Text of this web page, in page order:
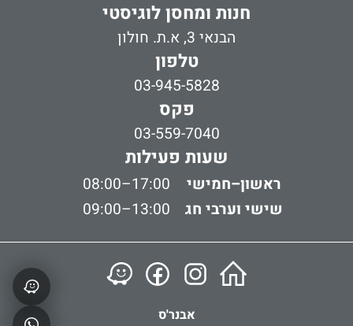
חנות ומחסן לוגיסטי
הבנאי 3, א.ת. חולון
טלפון
03-945-5828
פקס
03-559-7040
שעות פעילות
ראשון–חמישי
08:00–17:00
שישי וערבי חג
09:00–13:00
אבנר'ס